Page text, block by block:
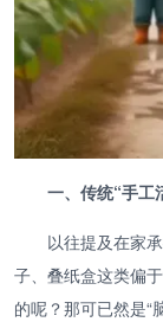
一、传统“手工
以往提及在家
子、叠纸盒这类偏
的呢？那可已然是“